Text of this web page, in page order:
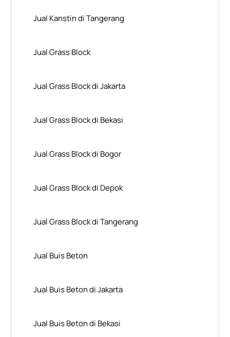
Jual Kanstin di Tangerang
Jual Grass Block
Jual Grass Block di Jakarta
Jual Grass Block di Bekasi
Jual Grass Block di Bogor
Jual Grass Block di Depok
Jual Grass Block di Tangerang
Jual Buis Beton
Jual Buis Beton di Jakarta
Jual Buis Beton di Bekasi